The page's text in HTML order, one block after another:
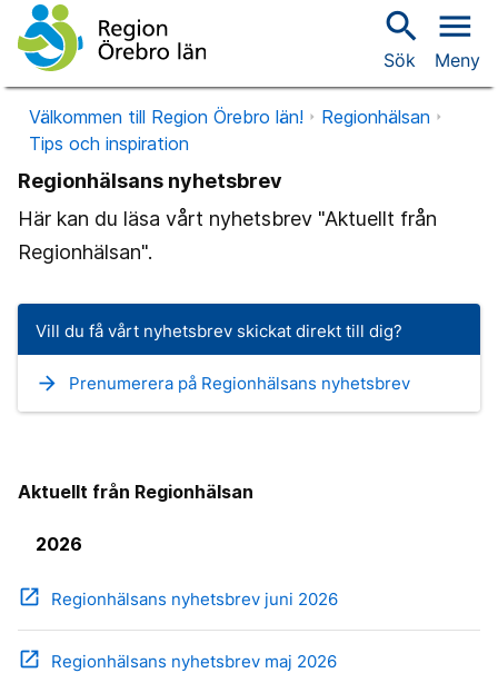
search
Sök
menu
Meny
Välkommen till Region Örebro län!
Regionhälsan
Tips och inspiration
Regionhälsans nyhetsbrev
Här kan du läsa vårt nyhetsbrev "Aktuellt från
Regionhälsan".
Vill du få vårt nyhetsbrev skickat direkt till dig?
arrow_forward Prenumerera på Regionhälsans nyhetsbrev
Aktuellt från Regionhälsan
2026
open_in_new Regionhälsans nyhetsbrev juni 2026
open_in_new Regionhälsans nyhetsbrev maj 2026